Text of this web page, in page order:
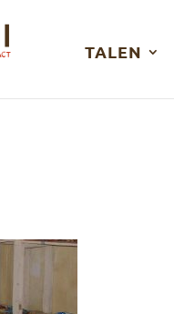
TALEN